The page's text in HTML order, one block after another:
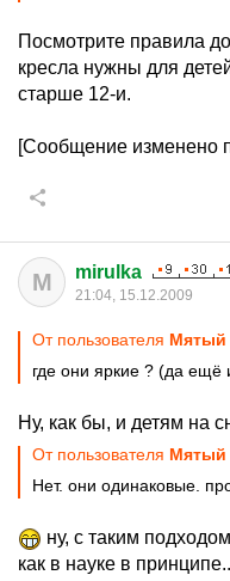
Посмотрите правила
кресла нужны для
старше 12-и.
[Сообщение изменено
M mirulka
21:04, 15.12.2009
От пользователя Mятый
где они яркие ? (да ещё
Ну, как бы, и детям на
От пользователя Mятый
Нет. они одинаковые.
ну, с таким
как в науке в